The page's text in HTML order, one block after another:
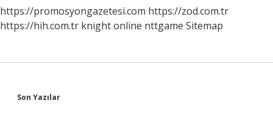
Zaman
Görülür
https://promosyongazetesi.com https://zod.com.tr
https://hih.com.tr knight online nttgame Sitemap
Sidebar
Son Yazılar